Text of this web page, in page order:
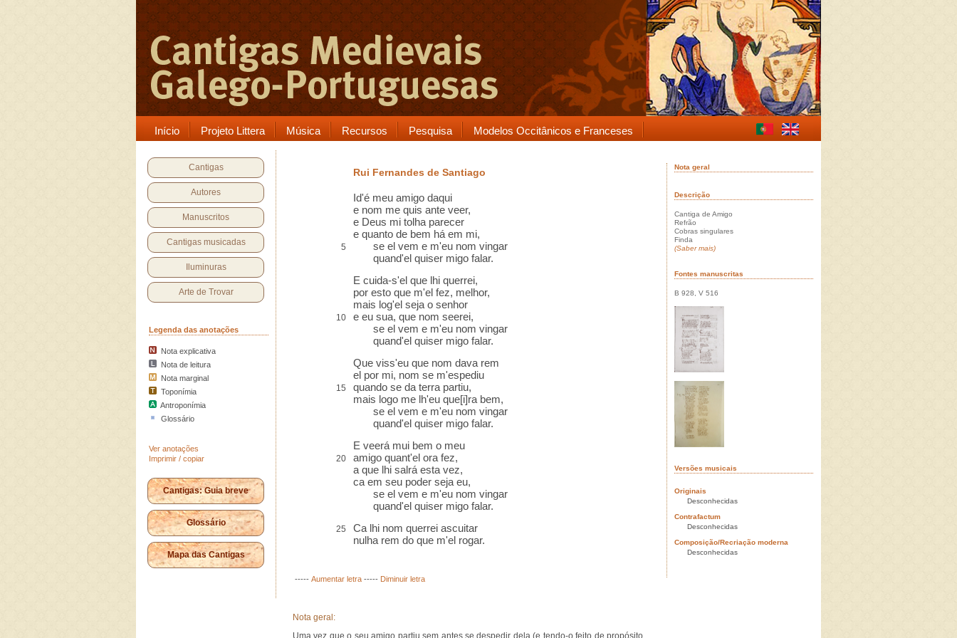
Início Projeto Littera Música Recursos Pesquisa Modelos Occitânicos e Franceses
Cantigas
Autores
Manuscritos
Cantigas musicadas
Iluminuras
Arte de Trovar
Legenda das anotações
Nota explicativa
Nota de leitura
Nota marginal
Toponímia
Antroponímia
Glossário
Ver anotações
Imprimir / copiar
Cantigas: Guia breve
Glossário
Mapa das Cantigas
Rui Fernandes de Santiago
Id'é meu amigo daqui
e nom me quis ante veer,
e Deus mi tolha parecer
e quanto de bem há em mi,
5
se el vem e m'eu nom vingar
quand'el quiser migo falar.
E cuida-s'el que lhi querrei,
por esto que m'el fez, melhor,
mais log'el seja o senhor
10
e eu sua, que nom seerei,
se el vem e m'eu nom vingar
quand'el quiser migo falar.
Que viss'eu que nom dava rem
el por mi, nom se m'espediu
15
quando se da terra partiu,
mais logo me lh'eu que[i]ra bem,
se el vem e m'eu nom vingar
quand'el quiser migo falar.
E veerá mui bem o meu
20
amigo quant'el ora fez,
a que lhi salrá esta vez,
ca em seu poder seja eu,
se el vem e m'eu nom vingar
quand'el quiser migo falar.
25
Ca lhi nom querrei ascuitar
nulha rem do que m'el rogar.
----- Aumentar letra ----- Diminuir letra
Nota geral:
Uma vez que o seu amigo partiu sem antes se despedir dela (e tendo-o feito de propósito,
Nota geral
Descrição
Cantiga de Amigo
Refrão
Cobras singulares
Finda
(Saber mais)
Fontes manuscritas
B 928, V 516
Versões musicais
Originais
Desconhecidas
Contrafactum
Desconhecidas
Composição/Recriação moderna
Desconhecidas